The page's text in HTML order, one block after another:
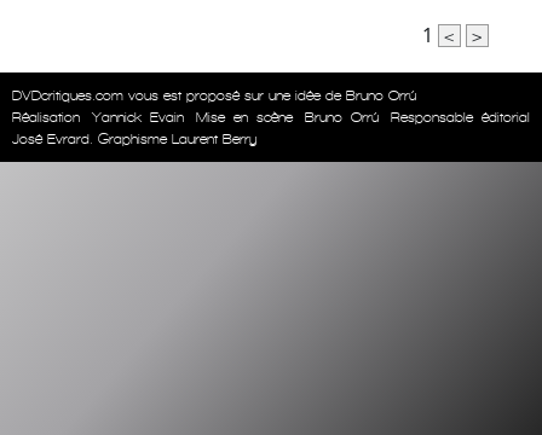
1 < >
DVDcritiques.com vous est proposé sur une idée de Bruno Orrú
Réalisation
Yannick Evain Mise en scène Bruno Orrú
Responsable éditorial
José Evrard. Graphisme Laurent Berry